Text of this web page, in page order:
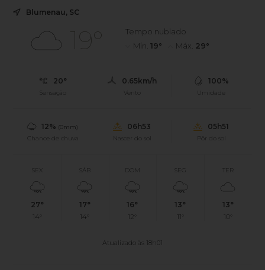
Blumenau, SC
19°
Tempo nublado
Mín. 19° Máx. 29°
20°
Sensação
0.65km/h
Vento
100%
Umidade
12% (0mm)
Chance de chuva
06h53
Nascer do sol
05h51
Pôr do sol
SEX
27°
14°
SÁB
17°
14°
DOM
16°
12°
SEG
13°
11°
TER
13°
10°
Atualizado às 18h01